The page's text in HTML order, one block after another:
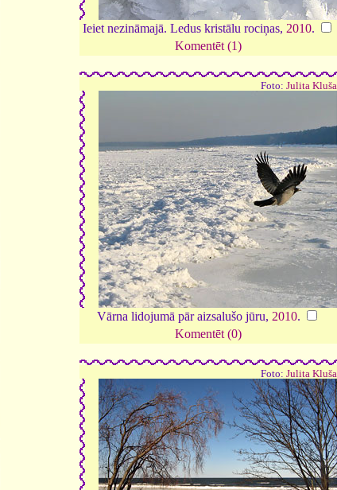
Ieiet nezināmajā. Ledus kristālu rociņas, 2010.
Komentēt (1)
Foto: Julita Kluša
Vārna lidojumā pār aizsalušo jūru, 2010.
Komentēt (0)
Foto: Julita Kluša